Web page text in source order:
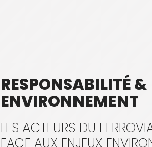
RESPONSABILITÉ &
ENVIRONNEMENT
LES ACTEURS DU
FACE AUX ENJEUX